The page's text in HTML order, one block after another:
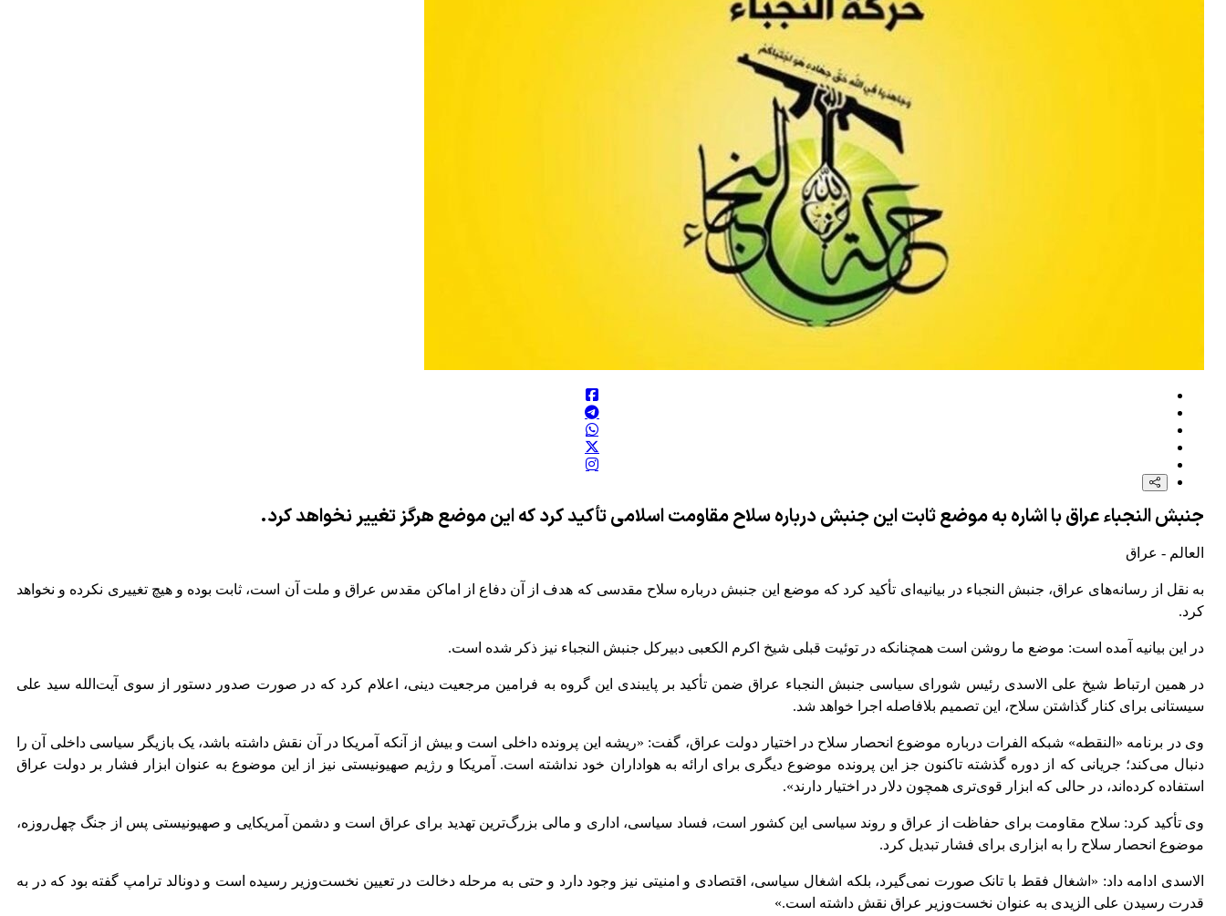
شمار کشته‌های حمله به نیروهای مورد حمایت عربستان در یمن به ۵۸ نفر رسید
جنبش النجباء عراق با اشاره به موضع ثابت این جنبش درباره سلاح مقاومت اسلامی تأکید کرد که این موضع هرگز تغییر نخواهد کرد.
العالم - عراق
به نقل از رسانه‌های عراق، جنبش النجباء در بیانیه‌ای تأکید کرد که موضع این جنبش درباره سلاح مقدسی که هدف از آن دفاع از اماکن مقدس عراق و ملت آن است، ثابت بوده و هیچ تغییری نکرده و نخواهد
کرد.
در این بیانیه آمده است: موضع ما روشن است همچنانکه در توئیت قبلی شیخ اکرم الکعبی دبیرکل جنبش النجباء نیز ذکر شده است.
در همین ارتباط شیخ علی الاسدی رئیس شورای سیاسی جنبش النجباء عراق ضمن تأکید بر پایبندی این گروه به فرامین مرجعیت دینی، اعلام کرد که در صورت صدور دستور از سوی آیت‌الله سید علی
سیستانی برای کنار گذاشتن سلاح، این تصمیم بلافاصله اجرا خواهد شد.
وی در برنامه «النقطه» شبکه الفرات درباره موضوع انحصار سلاح در اختیار دولت عراق، گفت: «ریشه این پرونده داخلی است و بیش از آنکه آمریکا در آن نقش داشته باشد، یک بازیگر سیاسی داخلی آن را
دنبال می‌کند؛ جریانی که از دوره گذشته تاکنون جز این پرونده موضوع دیگری برای ارائه به هواداران خود نداشته است. آمریکا و رژیم صهیونیستی نیز از این موضوع به عنوان ابزار فشار بر دولت عراق
استفاده کرده‌اند، در حالی که ابزار قوی‌تری همچون دلار در اختیار دارند».
وی تأکید کرد: سلاح مقاومت برای حفاظت از عراق و روند سیاسی این کشور است، فساد سیاسی، اداری و مالی بزرگ‌ترین تهدید برای عراق است و دشمن آمریکایی و صهیونیستی پس از جنگ چهل‌روزه،
موضوع انحصار سلاح را به ابزاری برای فشار تبدیل کرد.
الاسدی ادامه داد: «اشغال فقط با تانک صورت نمی‌گیرد، بلکه اشغال سیاسی، اقتصادی و امنیتی نیز وجود دارد و حتی به مرحله دخالت در تعیین نخست‌وزیر رسیده است و دونالد ترامپ گفته بود که در به
قدرت رسیدن علی الزیدی به عنوان نخست‌وزیر عراق نقش داشته است.»